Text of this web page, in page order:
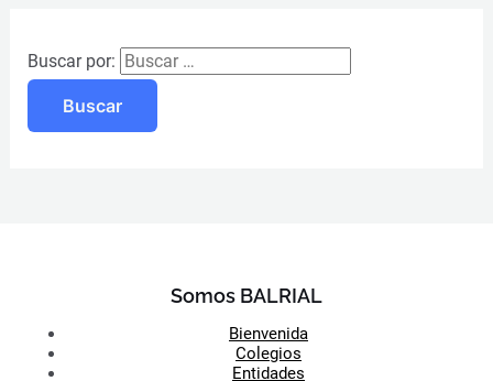
Buscar por:
Somos BALRIAL
Bienvenida
Colegios
Entidades